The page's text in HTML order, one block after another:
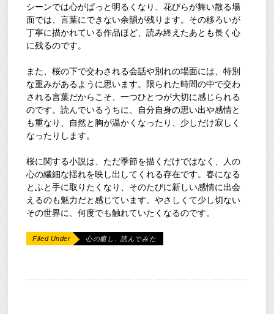
シーンでは心がぱっと明るくなり、花びらが舞い散る場
面では、言葉にできない余韻が残ります。その移ろいが
丁寧に描かれている作品ほど、読み終えたあとも長く心
に残るのです。
また、桜の下で交わされる会話や別れの場面には、特別
な重みがあるように思います。限られた時間の中で交わ
される言葉だからこそ、一つひとつが大切に感じられる
のです。読んでいるうちに、自分自身の思い出や感情と
も重なり、自然と胸が温かくなったり、少しだけ寂しく
なったりします。
桜に関する小説は、ただ季節を描くだけではなく、人の
心の繊細な揺れを映し出してくれる存在です。春になる
とふと手に取りたくなり、そのたびに新しい感情に出会
えるのも魅力だと感じています。やさしくて少し切ない
その世界に、何度でも触れていたくなるのです。
Filed Under 心の癒し 読んでみた